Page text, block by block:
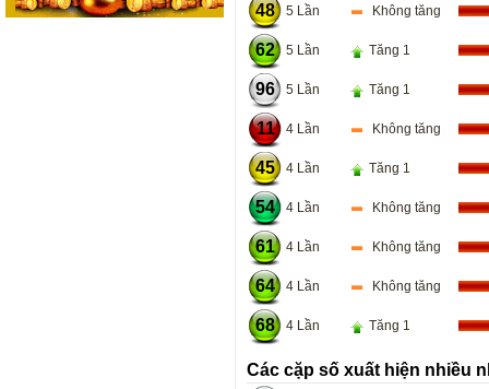
48 5 Lần Không tăng
62 5 Lần Tăng 1
96 5 Lần Tăng 1
11 4 Lần Không tăng
45 4 Lần Tăng 1
54 4 Lần Không tăng
61 4 Lần Không tăng
64 4 Lần Không tăng
68 4 Lần Tăng 1
Các cặp số xuất hiện nhiều